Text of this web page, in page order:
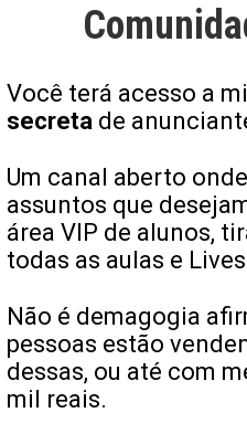
Você terá acesso a
secreta de
Um canal aberto
assuntos que
área VIP de alunos,
todas as aulas e
Não é demagogia
pessoas estão
dessas, ou até com
mil reais.